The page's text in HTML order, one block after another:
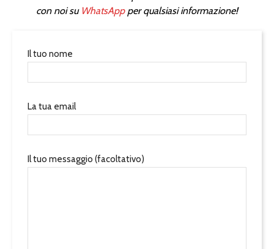
con noi su WhatsAppper qualsiasi informazione!
Il tuo nome
La tua email
Il tuo messaggio (facoltativo)